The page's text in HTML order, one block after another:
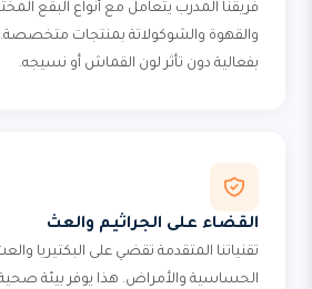
فريقنا المدرب يتعامل مع أنواع البقع
والقهوة والشوكولاتة بمنتجات متخصصة.
بفعالية دون تأثر لون القماش أو نسيجه.
القضاء على الجراثيم والعث
تقنياتنا المتقدمة تقضي على البكتيريا
الحساسية والأمراض. هذا يوفر بيئة